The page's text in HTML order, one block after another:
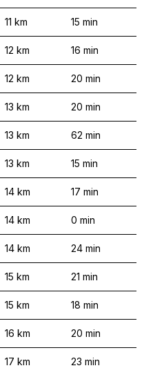
11 km 15 min
12 km 16 min
12 km 20 min
13 km 20 min
13 km 62 min
13 km 15 min
14 km 17 min
14 km 0 min
14 km 24 min
15 km 21 min
15 km 18 min
16 km 20 min
17 km 23 min